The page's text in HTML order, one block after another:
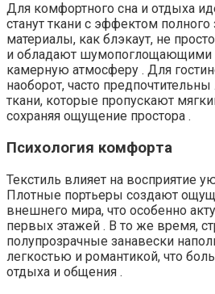
Для комфортного сна и отдыха
станут ткани с эффектом полного
материалы, как блэкаут, не
и обладают шумопоглощающими
камерную атмосферу . Для
наоборот, часто
ткани, которые пропускают
сохраняя ощущение простора .
Психология комфорта
Текстиль влияет на восприятие
Плотные портьеры создают
внешнего мира, что особенно
первых этажей . В то же время,
полупрозрачные занавески
легкостью и романтикой, что
отдыха и общения .